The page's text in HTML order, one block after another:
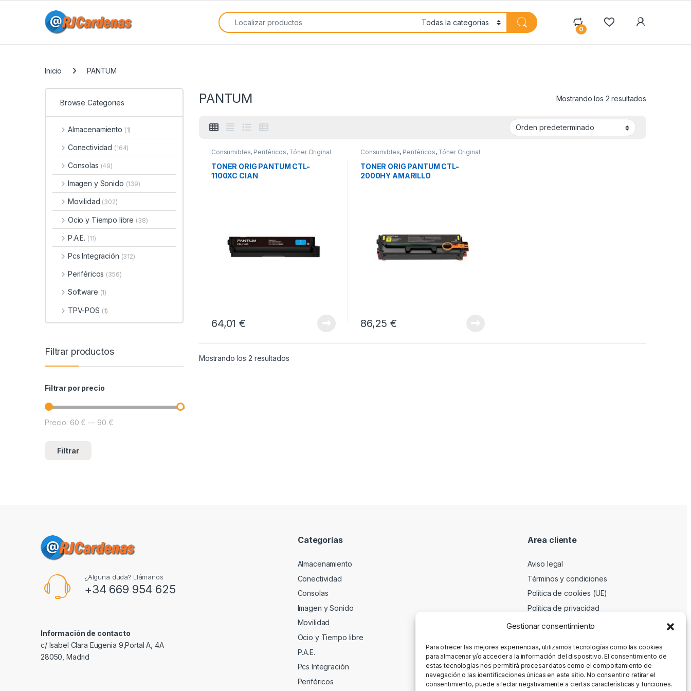
Gestionar consentimiento
Para ofrecer las mejores experiencias, utilizamos tecnologías como las cookies
para almacenar y/o acceder a la información del dispositivo. El consentimiento de
estas tecnologías nos permitirá procesar datos como el comportamiento de
navegación o las identificaciones únicas en este sitio. No consentir o retirar el
consentimiento, puede afectar negativamente a ciertas características y funciones.
Search for:
0
Inicio PANTUM
PANTUM Mostrando los 2 resultados
Consumibles, Periféricos, Tóner Original
TONER ORIG PANTUM CTL-
1100XC CIAN
64,01€
Consumibles, Periféricos, Tóner Original
TONER ORIG PANTUM CTL-
2000HY AMARILLO
86,25€
Mostrando los 2 resultados
Browse Categories
Almacenamiento (1)
Conectividad (164)
Consolas (49)
Imagen y Sonido (139)
Movilidad (302)
Ocio y Tiempo libre (38)
P.A.E. (11)
Pcs Integración (312)
Periféricos (356)
Software (1)
TPV-POS (1)
Filtrar productos
Filtrar por precio
Precio mínimo
Precio máximo
Filtrar
Precio: 60 € — 90 €
¿Alguna duda? Llámanos
+34 669 954 625
Información de contacto
c/ Isabel Clara Eugenia 9,Portal A, 4A
28050, Madrid
Categorías
Almacenamiento
Conectividad
Consolas
Imagen y Sonido
Movilidad
Ocio y Tiempo libre
P.A.E.
Pcs Integración
Periféricos
Area cliente
Aviso legal
Términos y condiciones
Política de cookies (UE)
Política de privacidad